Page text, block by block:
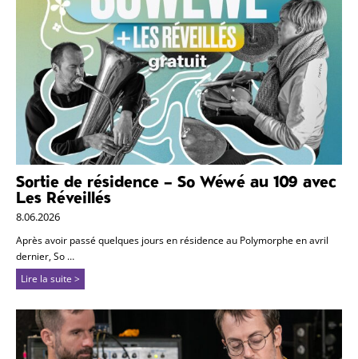
Sortie de résidence – So Wéwé au 109 avec
Les Réveillés
8.06.2026
Après avoir passé quelques jours en résidence au Polymorphe en avril
dernier, So …
Lire la suite >